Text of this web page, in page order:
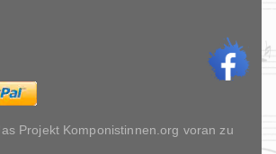
Projekt Komponistinnen.org voran zu